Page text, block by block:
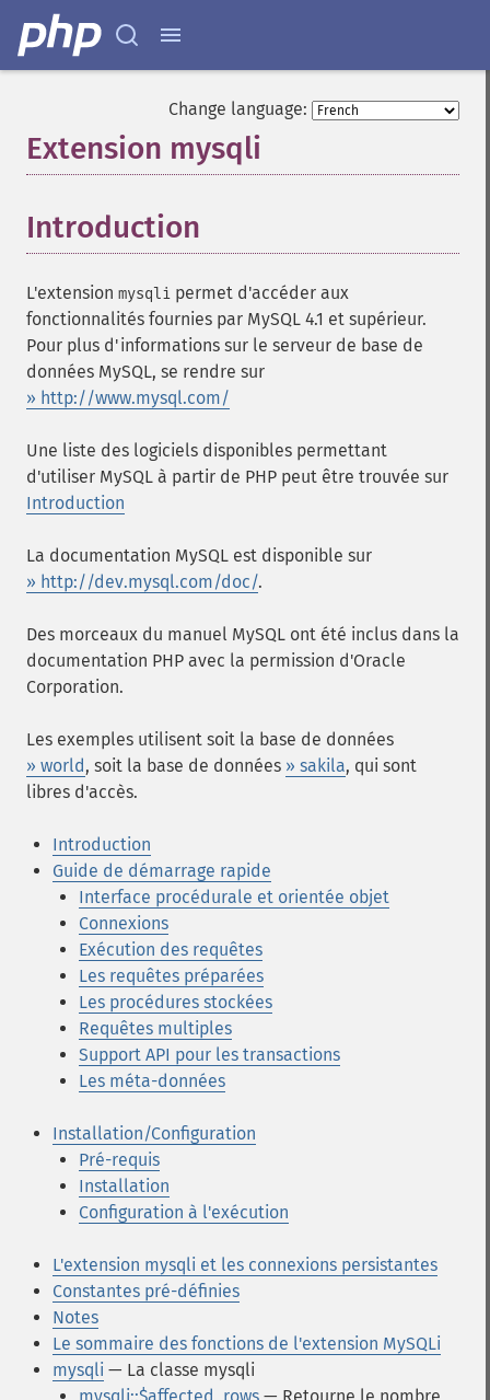
Change language:
Extension mysqli
Introduction
L'extension mysqli permet d'accéder aux
fonctionnalités fournies par MySQL 4.1 et supérieur.
Pour plus d'informations sur le serveur de base de
données MySQL, se rendre sur
» http://www.mysql.com/
Une liste des logiciels disponibles permettant
d'utiliser MySQL à partir de PHP peut être trouvée sur
Introduction
La documentation MySQL est disponible sur
» http://dev.mysql.com/doc/.
Des morceaux du manuel MySQL ont été inclus dans la
documentation PHP avec la permission d'Oracle
Corporation.
Les exemples utilisent soit la base de données
» world, soit la base de données » sakila, qui sont
libres d'accès.
Introduction
Guide de démarrage rapide
Interface procédurale et orientée objet
Connexions
Exécution des requêtes
Les requêtes préparées
Les procédures stockées
Requêtes multiples
Support API pour les transactions
Les méta-données
Installation/Configuration
Pré-requis
Installation
Configuration à l'exécution
L'extension mysqli et les connexions persistantes
Constantes pré-définies
Notes
Le sommaire des fonctions de l'extension MySQLi
mysqli — La classe mysqli